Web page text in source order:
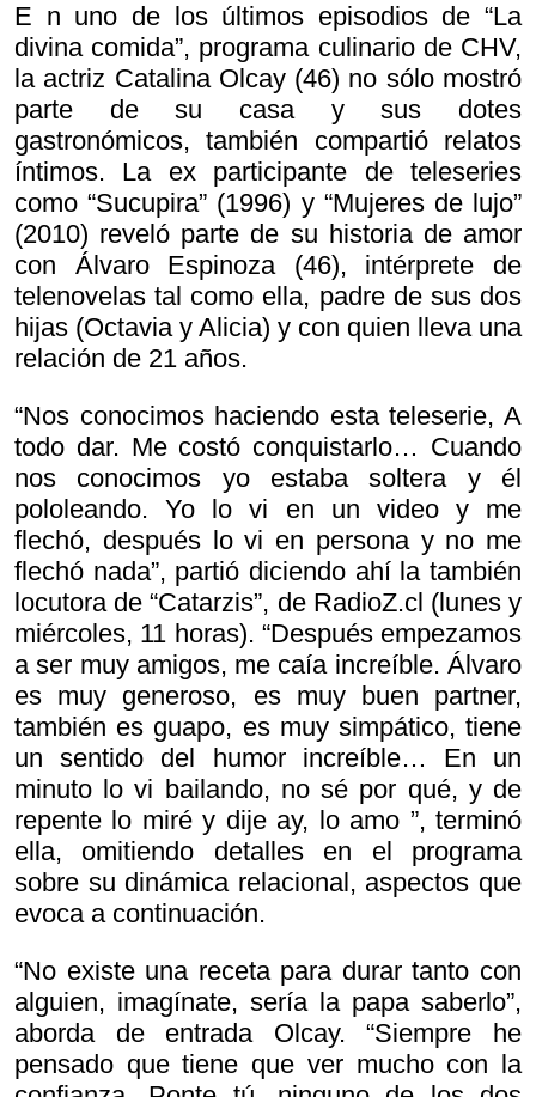
E n uno de los últimos episodios de “La
divina comida”, programa culinario de CHV,
la actriz Catalina Olcay (46) no sólo mostró
parte de su casa y sus dotes
gastronómicos, también compartió relatos
íntimos. La ex participante de teleseries
como “Sucupira” (1996) y “Mujeres de lujo”
(2010) reveló parte de su historia de amor
con Álvaro Espinoza (46), intérprete de
telenovelas tal como ella, padre de sus dos
hijas (Octavia y Alicia) y con quien lleva una
relación de 21 años.
“Nos conocimos haciendo esta teleserie, A
todo dar. Me costó conquistarlo… Cuando
nos conocimos yo estaba soltera y él
pololeando. Yo lo vi en un video y me
flechó, después lo vi en persona y no me
flechó nada”, partió diciendo ahí la también
locutora de “Catarzis”, de RadioZ.cl (lunes y
miércoles, 11 horas). “Después empezamos
a ser muy amigos, me caía increíble. Álvaro
es muy generoso, es muy buen partner,
también es guapo, es muy simpático, tiene
un sentido del humor increíble… En un
minuto lo vi bailando, no sé por qué, y de
repente lo miré y dije ay, lo amo ”, terminó
ella, omitiendo detalles en el programa
sobre su dinámica relacional, aspectos que
evoca a continuación.
“No existe una receta para durar tanto con
alguien, imagínate, sería la papa saberlo”,
aborda de entrada Olcay. “Siempre he
pensado que tiene que ver mucho con la